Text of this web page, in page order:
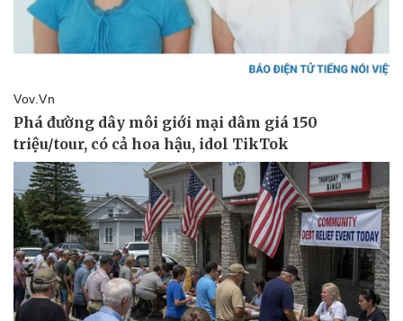
Vụ án
Tin nóng
Tư vấn luật
Việt Nam
Phân tích